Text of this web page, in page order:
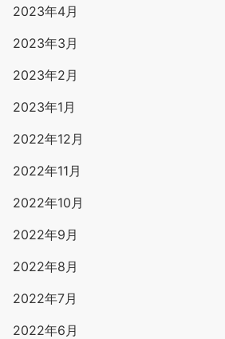
2023年4月
2023年3月
2023年2月
2023年1月
2022年12月
2022年11月
2022年10月
2022年9月
2022年8月
2022年7月
2022年6月